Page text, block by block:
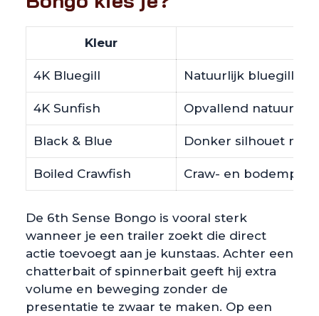
Kleur
4K Bluegill Natuurlijk bluegill-
4K Sunfish Opvallend natuurlijk
Black & Blue Donker silhouet met
Boiled Crawfish Craw- en
De 6th Sense Bongo is vooral sterk
wanneer je een trailer zoekt die direct
actie toevoegt aan je kunstaas. Achter een
chatterbait of spinnerbait geeft hij extra
volume en beweging zonder de
presentatie te zwaar te maken. Op een